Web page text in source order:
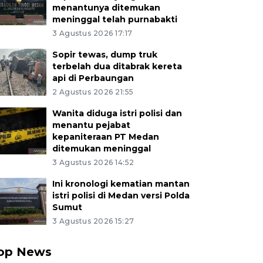
menantunya ditemukan
meninggal telah purnabakti
3 Agustus 2026 17:17
Sopir tewas, dump truk
terbelah dua ditabrak kereta
api di Perbaungan
2 Agustus 2026 21:55
Wanita diduga istri polisi dan
menantu pejabat
kepaniteraan PT Medan
ditemukan meninggal
3 Agustus 2026 14:52
Ini kronologi kematian mantan
istri polisi di Medan versi Polda
Sumut
3 Agustus 2026 15:27
News